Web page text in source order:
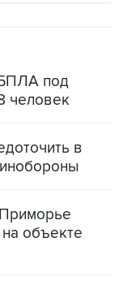
БПЛА под
человек
в
объекте